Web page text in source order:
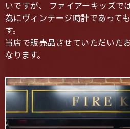
いですが、 ファイアーキッズで
為にヴィンテージ時計であって
す。
当店で販売品させていただいた
なります。